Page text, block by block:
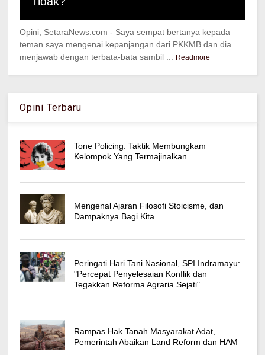
Opini, SetaraNews.com - Saya sempat bertanya kepada
teman saya mengenai kepanjangan dari PKKMB dan dia
menjawab dengan terbata-bata sambil ...
Readmore
Opini Terbaru
Tone Policing: Taktik Membungkam
Kelompok Yang Termajinalkan
Mengenal Ajaran Filosofi Stoicisme, dan
Dampaknya Bagi Kita
Peringati Hari Tani Nasional, SPI Indramayu:
"Percepat Penyelesaian Konflik dan
Tegakkan Reforma Agraria Sejati"
Rampas Hak Tanah Masyarakat Adat,
Pemerintah Abaikan Land Reform dan HAM